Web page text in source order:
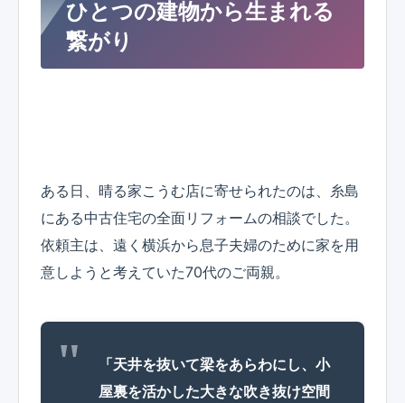
ひとつの建物から生まれる
繋がり
ある日、晴る家こうむ店に寄せられたのは、糸島
にある中古住宅の全面リフォームの相談でした。
依頼主は、遠く横浜から息子夫婦のために家を用
意しようと考えていた70代のご両親。
「天井を抜いて梁をあらわにし、小
屋裏を活かした大きな吹き抜け空間